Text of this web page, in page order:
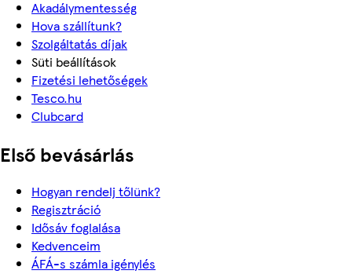
Akadálymentesség
Hova szállítunk?
Szolgáltatás díjak
Süti beállítások
Fizetési lehetőségek
Tesco.hu
Clubcard
Első bevásárlás
Hogyan rendelj tőlünk?
Regisztráció
Idősáv foglalása
Kedvenceim
ÁFÁ-s számla igénylés